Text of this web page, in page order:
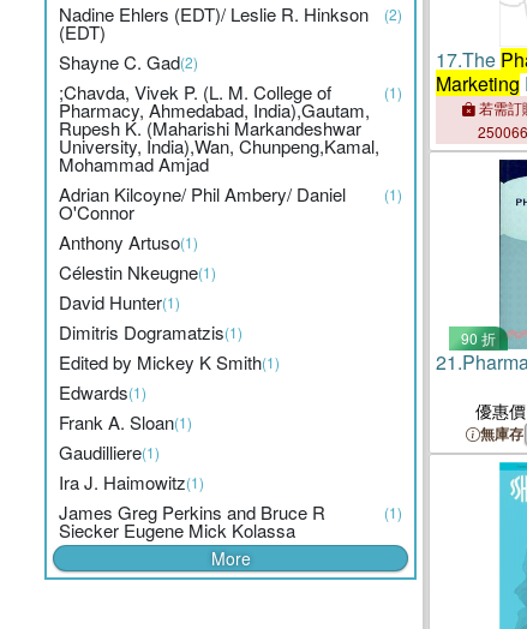
Nadine Ehlers (EDT)/ Leslie R. Hinkson
(EDT)
(2)
Shayne C. Gad(2)
;Chavda, Vivek P. (L. M. College of
Pharmacy, Ahmedabad, India),Gautam,
Rupesh K. (Maharishi Markandeshwar
University, India),Wan, Chunpeng,Kamal,
Mohammad Amjad
(1)
Adrian Kilcoyne/ Phil Ambery/ Daniel
O'Connor
(1)
Anthony Artuso(1)
Célestin Nkeugne(1)
David Hunter(1)
Dimitris Dogramatzis(1)
Edited by Mickey K Smith(1)
Edwards(1)
Frank A. Sloan(1)
Gaudilliere(1)
Ira J. Haimowitz(1)
James Greg Perkins and Bruce R
Siecker Eugene Mick Kolassa
(1)
More
17.The
Marketing
Strategy
若需訂
90 折
21.
優惠價
無庫存